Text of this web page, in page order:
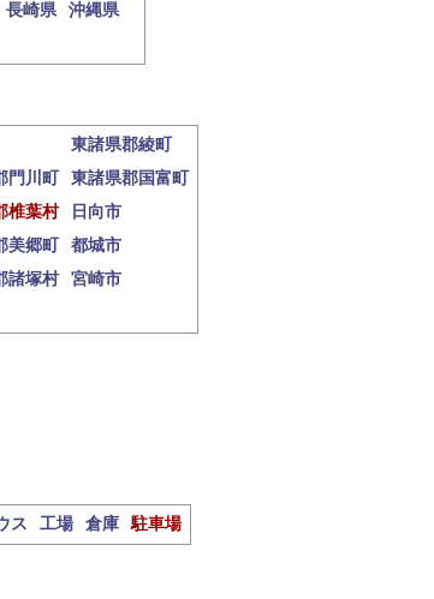
長崎県
沖縄県
東諸県郡綾町
川町
東諸県郡国富町
椎葉村
日向市
郷町
都城市
諸塚村
宮崎市
ス 工場 倉庫 駐車場